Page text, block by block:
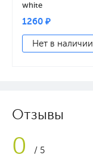
white
1260 ₽
Нет в наличии
Отзывы
0 / 5